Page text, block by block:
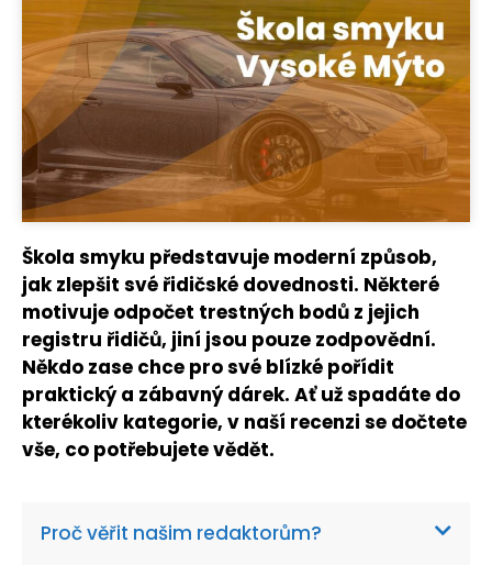
Škola smyku představuje moderní způsob,
jak zlepšit své řidičské dovednosti. Některé
motivuje odpočet trestných bodů z jejich
registru řidičů, jiní jsou pouze zodpovědní.
Někdo zase chce pro své blízké pořídit
praktický a zábavný dárek. Ať už spadáte do
kterékoliv kategorie, v naší recenzi se dočtete
vše, co potřebujete vědět.
Proč věřit našim redaktorům?